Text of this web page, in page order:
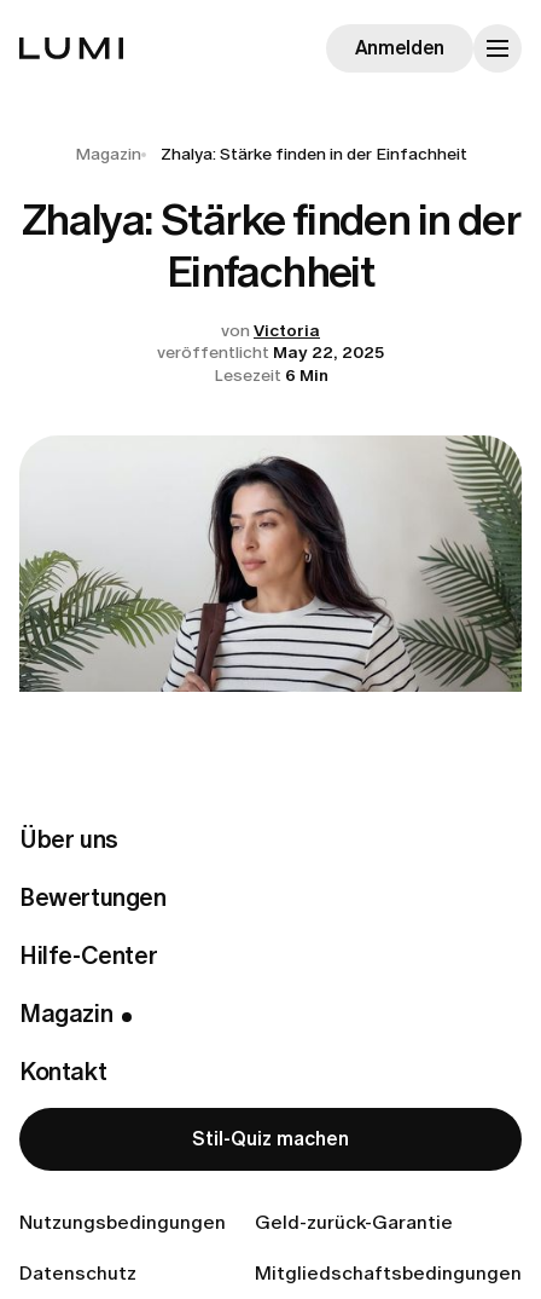
Über uns
Bewertungen
Hilfe-Center
Magazin
Kontakt
Stil-Quiz machen
Nutzungsbedingungen Geld-zurück-Garantie
Datenschutz Mitgliedschaftsbedingungen
Anmelden
Magazin Zhalya: Stärke finden in der Einfachheit
Zhalya: Stärke finden in der
Einfachheit
von Victoria
veröffentlicht May 22, 2025
Lesezeit 6 Min
Inhaltsverzeichnis
Stil-Quiz machen